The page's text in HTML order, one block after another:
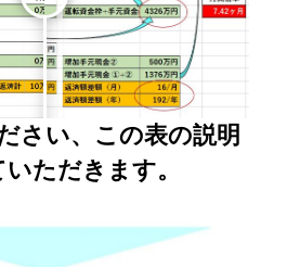
さい、この表の説明
ただきます。